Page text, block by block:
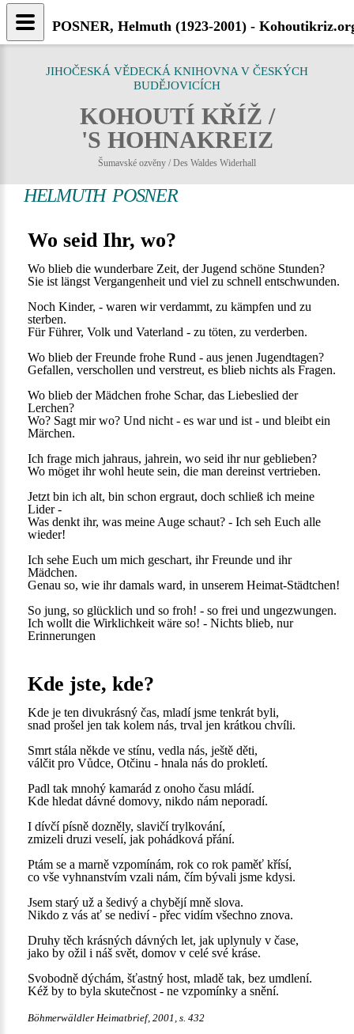
JIHOČESKÁ VĚDECKÁ KNIHOVNA V ČESKÝCH
BUDĚJOVICÍCH
KOHOUTÍ KŘÍŽ /
'S HOHNAKREIZ
Šumavské ozvěny / Des Waldes Widerhall
HELMUTH POSNER
Wo seid Ihr, wo?
Wo blieb die wunderbare Zeit, der Jugend schöne Stunden?
Sie ist längst Vergangenheit und viel zu schnell entschwunden.
Noch Kinder, - waren wir verdammt, zu kämpfen und zu
sterben.
Für Führer, Volk und Vaterland - zu töten, zu verderben.
Wo blieb der Freunde frohe Rund - aus jenen Jugendtagen?
Gefallen, verschollen und verstreut, es blieb nichts als Fragen.
Wo blieb der Mädchen frohe Schar, das Liebeslied der
Lerchen?
Wo? Sagt mir wo? Und nicht - es war und ist - und bleibt ein
Märchen.
Ich frage mich jahraus, jahrein, wo seid ihr nur geblieben?
Wo möget ihr wohl heute sein, die man dereinst vertrieben.
Jetzt bin ich alt, bin schon ergraut, doch schließ ich meine
Lider -
Was denkt ihr, was meine Auge schaut? - Ich seh Euch alle
wieder!
Ich sehe Euch um mich geschart, ihr Freunde und ihr
Mädchen.
Genau so, wie ihr damals ward, in unserem Heimat-Städtchen!
So jung, so glücklich und so froh! - so frei und ungezwungen.
Ich wollt die Wirklichkeit wäre so! - Nichts blieb, nur
Erinnerungen
Kde jste, kde?
Kde je ten divukrásný čas, mladí jsme tenkrát byli,
snad prošel jen tak kolem nás, trval jen krátkou chvíli.
Smrt stála někde ve stínu, vedla nás, ještě děti,
válčit pro Vůdce, Otčinu - hnala nás do prokletí.
Padl tak mnohý kamarád z onoho času mládí.
Kde hledat dávné domovy, nikdo nám neporadí.
I dívčí písně dozněly, slavičí trylkování,
zmizeli druzi veselí, jak pohádková přání.
Ptám se a marně vzpomínám, rok co rok paměť křísí,
co vše vyhnanstvím vzali nám, čím bývali jsme kdysi.
Jsem starý už a šedivý a chybějí mně slova.
Nikdo z vás ať se nediví - přec vidím všechno znova.
Druhy těch krásných dávných let, jak uplynuly v čase,
jako by ožil i náš svět, domov v celé své kráse.
Svobodně dýchám, šťastný host, mladě tak, bez umdlení.
Kéž by to byla skutečnost - ne vzpomínky a snění.
Böhmerwäldler Heimatbrief, 2001, s. 432
POSNER, Helmuth (1923-2001) -